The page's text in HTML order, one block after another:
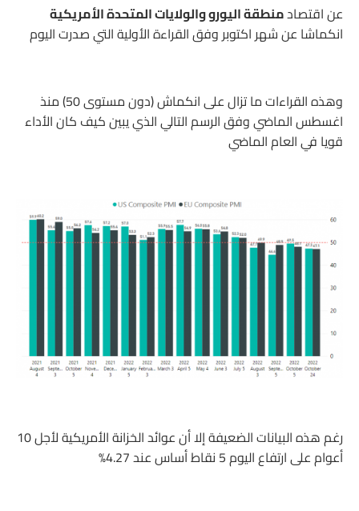
عن اقتصادمنطقة اليورو والولايات المتحدة الأمريكية
انكماشا عن شهر اكتوبر وفق القراءة الأولية التي صدرت اليوم
وهذه القراءات ما تزال على انكماش (دون مستوى 50) منذ
اغسطس الماضي وفق الرسم التالي الذي يبين كيف كان الأداء
قويا في العام الماضي
رغم هذه البيانات الضعيفة إلا أن عوائد الخزانة الأمريكية لأجل 10
أعوام على ارتفاع اليوم 5 نقاط أساس عند 4.27%